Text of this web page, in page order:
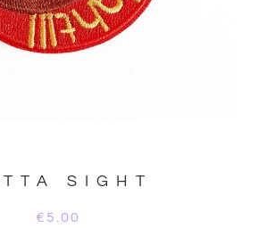
SIGHT
€ 5.00